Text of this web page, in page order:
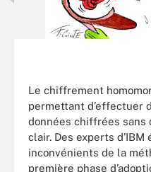
Le chiffrement
permettant d’effectuer
données chiffrées sans
clair. Des experts
inconvénients de la
première phase